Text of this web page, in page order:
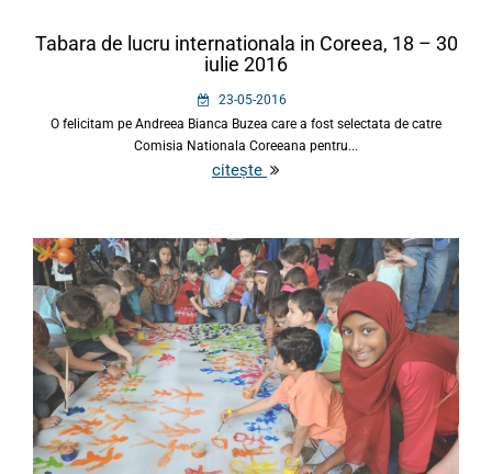
Tabara de lucru internationala in Coreea, 18 – 30
iulie 2016
23-05-2016
O felicitam pe Andreea Bianca Buzea care a fost selectata de catre
Comisia Nationala Coreeana pentru...
citește